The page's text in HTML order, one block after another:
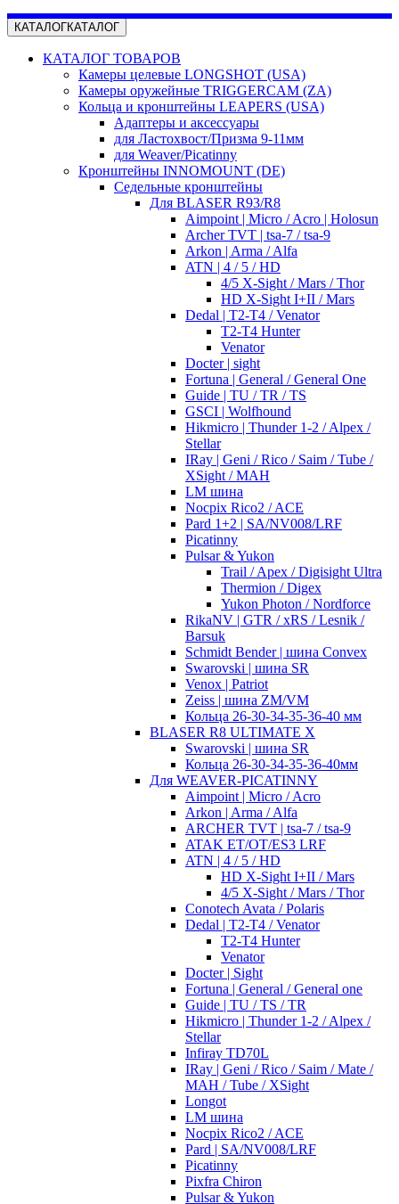
КАТАЛОГКАТАЛОГ
КАТАЛОГ ТОВАРОВ
Камеры целевые LONGSHOT (USA)
Камеры оружейные TRIGGERCAM (ZA)
Кольца и кронштейны LEAPERS (USA)
Адаптеры и аксессуары
для Ластохвост/Призма 9-11мм
для Weaver/Picatinny
Кронштейны INNOMOUNT (DE)
Седельные кронштейны
Для BLASER R93/R8
Aimpoint | Micro / Acro | Holosun
Archer TVT | tsa-7 / tsa-9
Arkon | Arma / Alfa
ATN | 4 / 5 / HD
4/5 X-Sight / Mars / Thor
HD X-Sight I+II / Mars
Dedal | T2-T4 / Venator
T2-T4 Hunter
Venator
Docter | sight
Fortuna | General / General One
Guide | TU / TR / TS
GSCI | Wolfhound
Hikmicro | Thunder 1-2 / Alpex /
Stellar
IRay | Geni / Rico / Saim / Tube /
XSight / MAH
LM шина
Nocpix Rico2 / ACE
Pard 1+2 | SA/NV008/LRF
Picatinny
Pulsar & Yukon
Trail / Apex / Digisight Ultra
Thermion / Digex
Yukon Photon / Nordforce
RikaNV | GTR / xRS / Lesnik /
Barsuk
Schmidt Bender | шина Convex
Swarovski | шина SR
Venox | Patriot
Zeiss | шина ZM/VM
Кольца 26-30-34-35-36-40 мм
BLASER R8 ULTIMATE X
Swarovski | шина SR
Кольца 26-30-34-35-36-40мм
Для WEAVER-PICATINNY
Aimpoint | Micro / Acro
Arkon | Arma / Alfa
ARCHER TVT | tsa-7 / tsa-9
ATAK ET/OT/ES3 LRF
ATN | 4 / 5 / HD
HD X-Sight I+II / Mars
4/5 X-Sight / Mars / Thor
Conotech Avata / Polaris
Dedal | T2-T4 / Venator
T2-T4 Hunter
Venator
Docter | Sight
Fortuna | General / General one
Guide | TU / TS / TR
Hikmicro | Thunder 1-2 / Alpex /
Stellar
Infiray TD70L
IRay | Geni / Rico / Saim / Mate /
MAH / Tube / XSight
Longot
LM шина
Nocpix Rico2 / ACE
Pard | SA/NV008/LRF
Picatinny
Pixfra Chiron
Pulsar & Yukon